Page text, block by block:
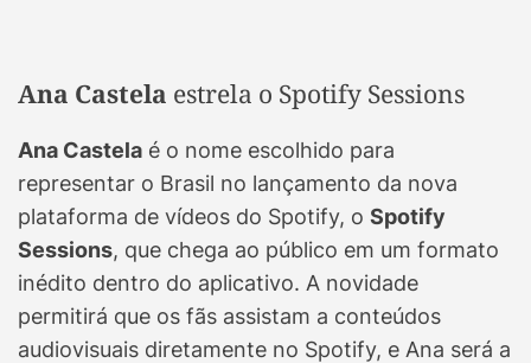
Ana Castela estrela o Spotify Sessions
Ana Castela é o nome escolhido para
representar o Brasil no lançamento da nova
plataforma de vídeos do Spotify, o Spotify
Sessions, que chega ao público em um formato
inédito dentro do aplicativo. A novidade
permitirá que os fãs assistam a conteúdos
audiovisuais diretamente no Spotify, e Ana será a